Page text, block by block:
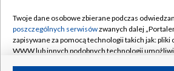
Rada Programowa
System NOS
Informacje o nadawcy
Kontakt
Kanały
Twoje dane osobowe zbierane podczas
poszczególnych serwisówzwanych dalej
zapisywane za pomocą technologii takich jak:
WWW lub innych podobnych technologii